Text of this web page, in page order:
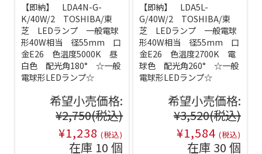
【即納】 LDA4N-G-
K/40W/2 TOSHIBA/東
芝 LEDランプ 一般電球
形40W相当 径55mm 口
金E26 色温度5000K 昼
白色 配光角180° ☆一般
電球形LEDランプ☆
希望小売価格:
¥2,750(税込)
¥1,238 (税込)
在庫 10 個
【即納】 LDA5L-
G/40W/2 TOSHIBA/東
芝 LEDランプ 一般電球
形40W相当 径55mm 口
金E26 色温度2700K 電
球色 配光角260° ☆一般
電球形LEDランプ☆
希望小売価格:
¥3,520(税込)
¥1,584 (税込)
在庫 30 個